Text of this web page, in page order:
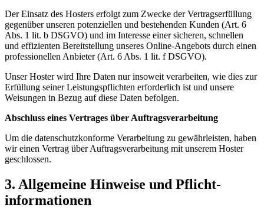
Der Einsatz des Hosters erfolgt zum Zwecke der Vertragserfüllung
gegenüber unseren potenziellen und bestehenden Kunden (Art. 6
Abs. 1 lit. b DSGVO) und im Interesse einer sicheren, schnellen
und effizienten Bereitstellung unseres Online-Angebots durch einen
professionellen Anbieter (Art. 6 Abs. 1 lit. f DSGVO).
Unser Hoster wird Ihre Daten nur insoweit verarbeiten, wie dies zur
Erfüllung seiner Leistungspflichten erforderlich ist und unsere
Weisungen in Bezug auf diese Daten befolgen.
Abschluss eines Vertrages über Auftragsverarbeitung
Um die datenschutzkonforme Verarbeitung zu gewährleisten, haben
wir einen Vertrag über Auftragsverarbeitung mit unserem Hoster
geschlossen.
3. Allgemeine Hinweise und Pflicht­
informationen